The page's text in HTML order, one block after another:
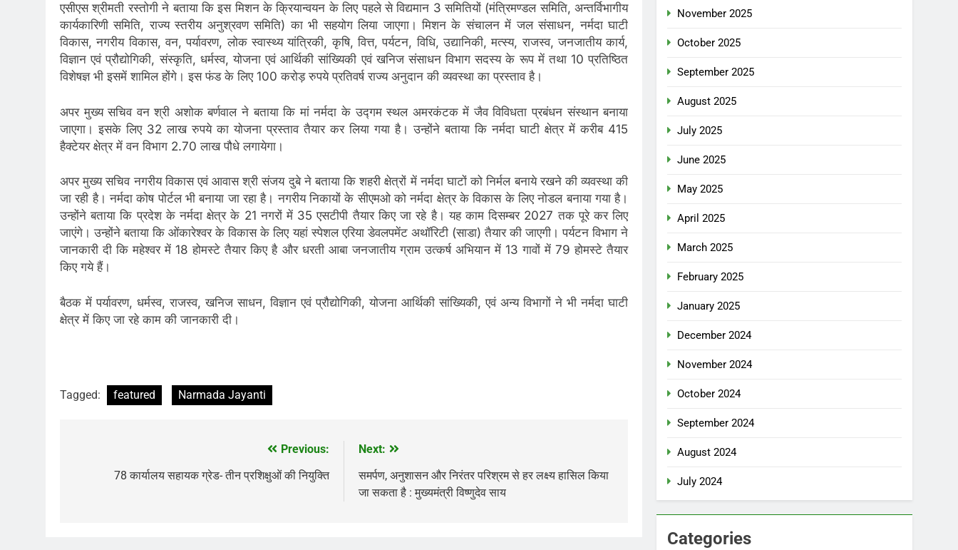
एसीएस श्रीमती रस्तोगी ने बताया कि इस मिशन के क्रियान्वयन के लिए पहले से विद्यमान 3 समितियों (मंत्रिमण्डल समिति, अन्तर्विभागीय
कार्यकारिणी समिति, राज्य स्तरीय अनुश्रवण समिति) का भी सहयोग लिया जाएगा। मिशन के संचालन में जल संसाधन, नर्मदा घाटी
विकास, नगरीय विकास, वन, पर्यावरण, लोक स्वास्थ्य यांत्रिकी, कृषि, वित्त, पर्यटन, विधि, उद्यानिकी, मत्स्य, राजस्व, जनजातीय कार्य,
विज्ञान एवं प्रौद्योगिकी, संस्कृति, धर्मस्व, योजना एवं आर्थिकी सांख्यिकी एवं खनिज संसाधन विभाग सदस्य के रूप में तथा 10 प्रतिष्ठित
विशेषज्ञ भी इसमें शामिल होंगे। इस फंड के लिए 100 करोड़ रुपये प्रतिवर्ष राज्य अनुदान की व्यवस्था का प्रस्ताव है।
अपर मुख्य सचिव वन श्री अशोक बर्णवाल ने बताया कि मां नर्मदा के उद्गम स्थल अमरकंटक में जैव विविधता प्रबंधन संस्थान बनाया
जाएगा। इसके लिए 32 लाख रुपये का योजना प्रस्ताव तैयार कर लिया गया है। उन्होंने बताया कि नर्मदा घाटी क्षेत्र में करीब 415
हैक्टेयर क्षेत्र में वन विभाग 2.70 लाख पौधे लगायेगा।
अपर मुख्य सचिव नगरीय विकास एवं आवास श्री संजय दुबे ने बताया कि शहरी क्षेत्रों में नर्मदा घाटों को निर्मल बनाये रखने की व्यवस्था की
जा रही है। नर्मदा कोष पोर्टल भी बनाया जा रहा है। नगरीय निकायों के सीएमओ को नर्मदा क्षेत्र के विकास के लिए नोडल बनाया गया है।
उन्होंने बताया कि प्रदेश के नर्मदा क्षेत्र के 21 नगरों में 35 एसटीपी तैयार किए जा रहे है। यह काम दिसम्बर 2027 तक पूरे कर लिए
जाएंगे। उन्होंने बताया कि ओंकारेश्वर के विकास के लिए यहां स्पेशल एरिया डेवलपमेंट अथॉरिटी (साडा) तैयार की जाएगी। पर्यटन विभाग ने
जानकारी दी कि महेश्वर में 18 होमस्टे तैयार किए है और धरती आबा जनजातीय ग्राम उत्कर्ष अभियान में 13 गावों में 79 होमस्टे तैयार
किए गये हैं।
बैठक में पर्यावरण, धर्मस्व, राजस्व, खनिज साधन, विज्ञान एवं प्रौद्योगिकी, योजना आर्थिकी सांख्यिकी, एवं अन्य विभागों ने भी नर्मदा घाटी
क्षेत्र में किए जा रहे काम की जानकारी दी।
Tagged: featured Narmada Jayanti
navigation
Previous:
78 कार्यालय सहायक ग्रेड- तीन प्रशिक्षुओं की नियुक्ति
Next:
समर्पण, अनुशासन और निरंतर परिश्रम से हर लक्ष्य हासिल किया
जा सकता है : मुख्यमंत्री विष्णुदेव साय
November 2025
October 2025
September 2025
August 2025
July 2025
June 2025
May 2025
April 2025
March 2025
February 2025
January 2025
December 2024
November 2024
October 2024
September 2024
August 2024
July 2024
Categories